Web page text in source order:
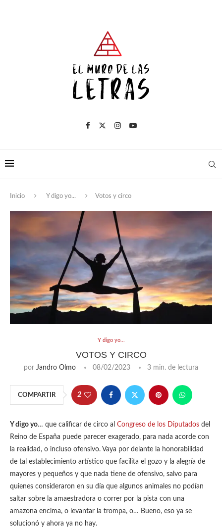
Inicio Y digo yo... Votos y circo
Y digo yo...
VOTOS Y CIRCO
por Jandro Olmo 08/02/2023 3 min. de lectura
COMPARTIR 2
Y digo yo… que calificar de circo al Congreso de los Diputados del
Reino de España puede parecer exagerado, para nada acorde con
la realidad, o incluso ofensivo. Vaya por delante la honorabilidad
de tal establecimiento artístico que facilita el gozo y la alegría de
mayores y pequeños y que nada tiene de ofensivo, salvo para
quienes consideraron en su día que algunos animales no podían
saltar sobre la amaestradora o correr por la pista con una
amazona encima, o levantar la trompa, o… Bueno, eso ya se
solucionó y ahora ya no hay.